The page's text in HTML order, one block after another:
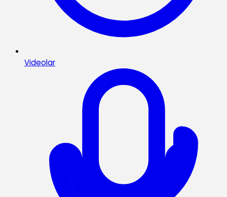
Videolar